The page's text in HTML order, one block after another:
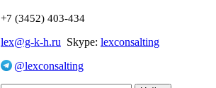
+7 (3452) 403-434
lex@g-k-h.ru Skype: lexconsalting
@lexconsalting